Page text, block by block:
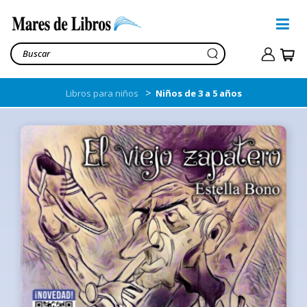
Libros para niños > Niños de 3 a 5 años